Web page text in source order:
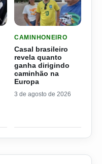
CAMINHONEIRO
Casal brasileiro
revela quanto
ganha dirigindo
caminhão na
Europa
3 de agosto de 2026